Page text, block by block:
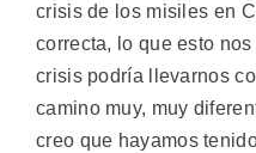
crisis de los misiles en
correcta, lo que esto
crisis podría llevarnos
camino muy, muy
creo que hayamos